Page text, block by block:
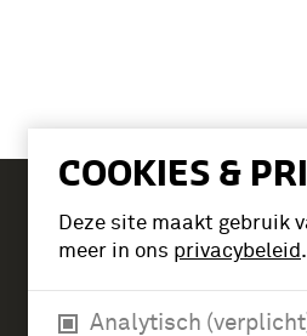
COOKIES &
Deze site maakt gebruik
meer in ons privacybeleid.
Analytisch
Tickets
Verlengde